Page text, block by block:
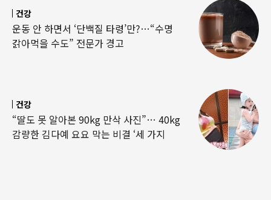
건강
운동 안 하면서 ‘단백질 타령’만?…“수명
갉아먹을 수도” 전문가 경고
건강
“딸도 못 알아본 90kg 만삭 사진”… 40kg
감량한 김다예 요요 막는 비결 ‘세 가지